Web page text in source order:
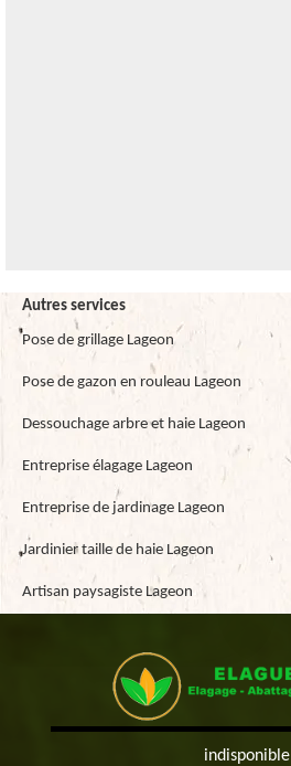
Autres services
Pose de grillage Lageon
Pose de gazon en rouleau Lageon
Dessouchage arbre et haie Lageon
Entreprise élagage Lageon
Entreprise de jardinage Lageon
Jardinier taille de haie Lageon
Artisan paysagiste Lageon
indisponible